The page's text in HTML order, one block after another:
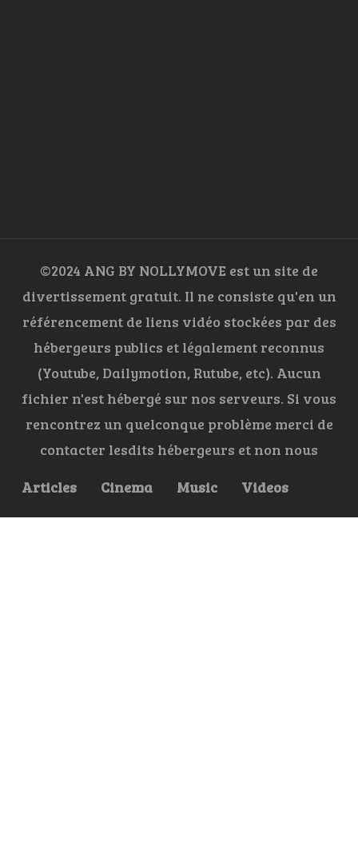
©2024 ANG BY NOLLYMOVE est un site de
divertissement gratuit. Il ne consiste qu'en un
référencement de liens vidéo stockées par des
hébergeurs publics et légalement reconnus
(Youtube, Dailymotion, Rutube, etc). Aucun
fichier n'est hébergé sur nos serveurs. Si vous
rencontrez un quelconque problème merci de
contacter lesdits hébergeurs et non nous
Articles
Cinema Music Videos